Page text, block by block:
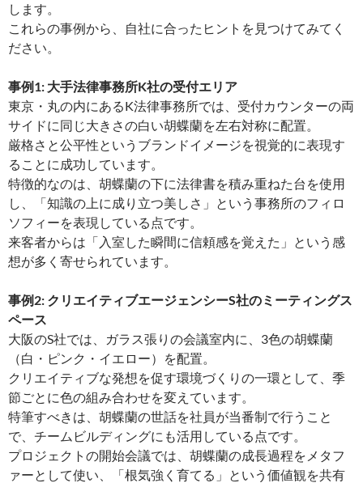
します。
これらの事例から、自社に合ったヒントを見つけてみてく
ださい。
事例1: 大手法律事務所K社の受付エリア
東京・丸の内にあるK法律事務所では、受付カウンターの両
サイドに同じ大きさの白い胡蝶蘭を左右対称に配置。
厳格さと公平性というブランドイメージを視覚的に表現す
ることに成功しています。
特徴的なのは、胡蝶蘭の下に法律書を積み重ねた台を使用
し、「知識の上に成り立つ美しさ」という事務所のフィロ
ソフィーを表現している点です。
来客者からは「入室した瞬間に信頼感を覚えた」という感
想が多く寄せられています。
事例2: クリエイティブエージェンシーS社のミーティングス
ペース
大阪のS社では、ガラス張りの会議室内に、3色の胡蝶蘭
（白・ピンク・イエロー）を配置。
クリエイティブな発想を促す環境づくりの一環として、季
節ごとに色の組み合わせを変えています。
特筆すべきは、胡蝶蘭の世話を社員が当番制で行うこと
で、チームビルディングにも活用している点です。
プロジェクトの開始会議では、胡蝶蘭の成長過程をメタフ
ァーとして使い、「根気強く育てる」という価値観を共有